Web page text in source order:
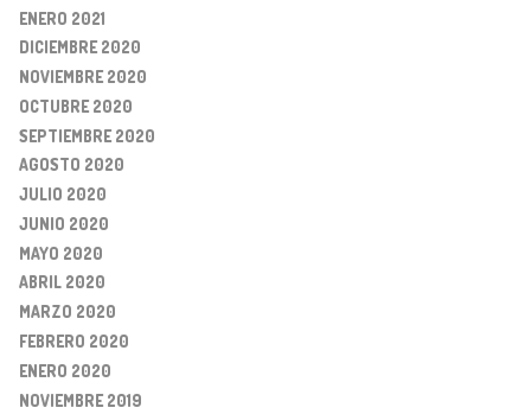
ENERO 2021
DICIEMBRE 2020
NOVIEMBRE 2020
OCTUBRE 2020
SEPTIEMBRE 2020
AGOSTO 2020
JULIO 2020
JUNIO 2020
MAYO 2020
ABRIL 2020
MARZO 2020
FEBRERO 2020
ENERO 2020
NOVIEMBRE 2019